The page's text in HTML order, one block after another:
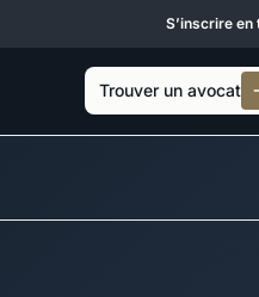
S’inscrire en
Trouver un avocat